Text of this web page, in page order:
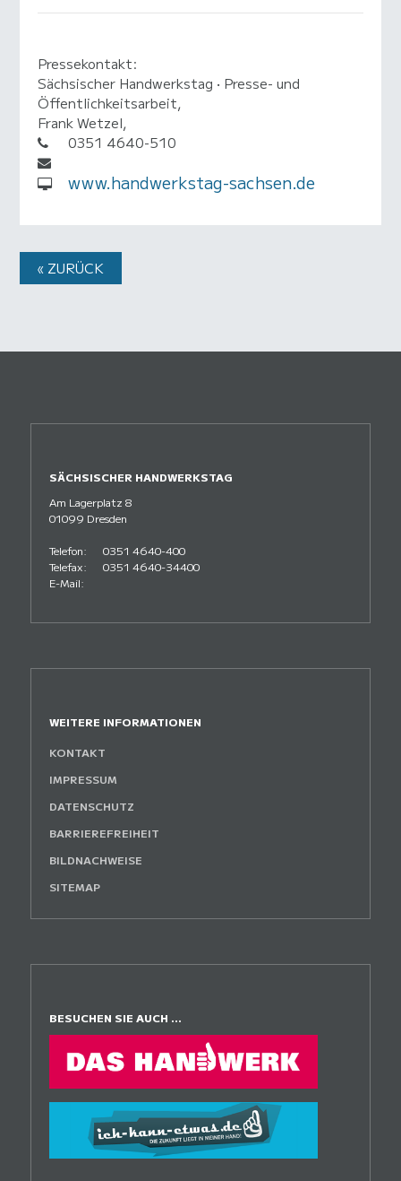
Pressekontakt:
Sächsischer Handwerkstag • Presse- und
Öffentlichkeitsarbeit,
Frank Wetzel,
0351 4640-510
www.handwerkstag-sachsen.de
« ZURÜCK
SÄCHSISCHER HANDWERKSTAG
Am Lagerplatz 8
01099 Dresden
Telefon:
0351 4640-400
Telefax:
0351 4640-34400
E-Mail:
WEITERE INFORMATIONEN
KONTAKT
IMPRESSUM
DATENSCHUTZ
BARRIEREFREIHEIT
BILDNACHWEISE
SITEMAP
BESUCHEN SIE AUCH ...